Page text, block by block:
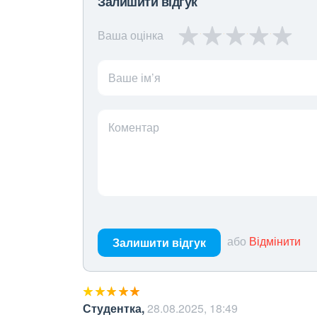
Ваша оцінка
Ваше ім’я
Коментар
Залишити відгук або Відмінити
Студентка,28.08.2025, 18:49